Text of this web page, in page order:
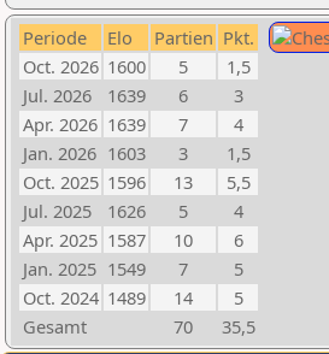
Periode Elo Partien Pkt.
Oct. 2026 1600 5
1,5
Jul. 2026
1639 6
3
Apr. 2026 1639 7
4
Jan. 2026 1603 3
1,5
Oct. 2025 1596 13
5,5
Jul. 2025
1626 5
4
Apr. 2025 1587 10
6
Jan. 2025 1549 7
5
Oct. 2024 1489 14
5
Gesamt
70 35,5